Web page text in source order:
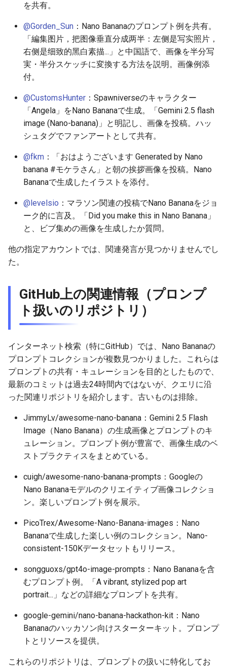
2026-05-23
2026-05-22
2026-05-20
2026-05-19
2026-05-18
2026-05-17
2026-05-16
2026-05-15
2026-05-14
2026-05-12
2026-05-10
2026-05-09
2026-05-07
2026-05-06
2026-05-05
2026-05-04
2026-05-03
2026-05-02
2026-05-01
2026-04-29
2025-11-07
2025-11-06
2025-11-04
2025-11-03
2025-11-02
2025-11-01
2025-10-31
2025-10-30
2025-10-29
2025-10-27
2025-10-25
2025-10-24
2025-10-22
2025-10-21
2025-10-20
2025-10-19
2025-10-18
2025-10-17
2025-10-16
2025-10-14
2026-05-23
2026-05-22
2026-05-20
2026-05-19
2026-05-18
2026-05-17
2026-05-16
2026-05-15
2026-05-14
2026-05-12
2026-05-10
2026-05-09
2026-05-07
2026-05-06
2026-05-05
2026-05-04
2026-05-03
2026-05-02
2026-05-01
2026-04-29
2025-11-07
2025-11-06
2025-11-04
2025-11-03
2025-11-02
2025-11-01
2025-10-31
2025-10-30
2025-10-29
2025-10-27
2025-10-25
2025-10-24
2025-10-22
2025-10-21
2025-10-20
2025-10-19
2025-10-18
2025-10-17
2025-10-16
2025-10-14
2026-05-21
2026-05-20
2026-05-19
2026-05-18
2026-05-17
2026-05-16
2026-05-15
2026-05-14
2026-05-13
2026-05-12
2026-05-11
2026-05-09
2026-05-08
2026-05-07
2026-05-06
2026-05-04
2026-05-03
2026-05-02
2026-05-01
2026-04-30
2026-04-28
2026-04-26
2026-05-19
2026-05-18
2026-05-16
2026-05-15
2026-05-14
2026-05-13
2026-05-12
2026-05-11
2026-05-10
2026-05-08
2026-05-06
2026-05-05
2026-05-03
2026-05-02
2026-05-01
2026-04-30
2026-04-29
2026-04-28
2026-04-27
2026-04-25
2025-11-07
2025-11-06
2025-11-04
2025-11-03
2025-11-02
2025-11-01
2025-10-31
2025-10-30
2025-10-29
2025-10-27
2025-10-25
2025-10-24
2025-10-22
2025-10-21
2025-10-20
2025-10-19
2025-10-18
2025-10-17
2025-10-16
2025-10-14
2026-05-23
2026-05-22
2026-05-20
2026-05-18
を共有。
@Gorden_Sun ：Nano Bananaのプロンプト例を共有。
「編集图片，把图像垂直分成两半：左侧是写实照片，
右侧是细致的黑白素描...」と中国語で、画像を半分写
実・半分スケッチに変換する方法を説明。画像例添
付。
@CustomsHunter ：Spawniverseのキャラクター
「Angela」をNano Bananaで生成。「Gemini 2.5 flash
image (Nano-banana)」と明記し、画像を投稿。ハッ
シュタグでファンアートとして共有。
@fkm ：「おはようございます Generated by Nano
banana #モケラさん」と朝の挨拶画像を投稿。Nano
Bananaで生成したイラストを添付。
@levelsio ：マラソン関連の投稿でNano Bananaをジョ
ーク的に言及。「Did you make this in Nano Banana」
と、ビブ集めの画像を生成したか質問。
他の指定アカウントでは、関連発言が見つかりませんでし
た。
GitHub上の関連情報（プロンプ
ト扱いのリポジトリ）
インターネット検索（特にGitHub）では、Nano Bananaの
プロンプトコレクションが複数見つかりました。これらは
プロンプトの共有・キュレーションを目的としたもので、
最新のコミットは過去24時間内ではないが、クエリに沿
った関連リポジトリを紹介します。古いものは排除。
JimmyLv/awesome-nano-banana：Gemini 2.5 Flash
Image（Nano Banana）の生成画像とプロンプトのキ
ュレーション。プロンプト例が豊富で、画像生成のベ
ストプラクティスをまとめている。
cuigh/awesome-nano-banana-prompts：Googleの
Nano Bananaモデルのクリエイティブ画像コレクショ
ン。楽しいプロンプト例を展示。
PicoTrex/Awesome-Nano-Banana-images：Nano
Bananaで生成した楽しい例のコレクション。Nano-
consistent-150Kデータセットもリリース。
songguoxs/gpt4o-image-prompts：Nano Bananaを含
むプロンプト例。「A vibrant, stylized pop art
portrait...」などの詳細なプロンプトを共有。
google-gemini/nano-banana-hackathon-kit：Nano
Bananaのハッカソン向けスターターキット。プロンプ
トとリソースを提供。
これらのリポジトリは、プロンプトの扱いに特化してお